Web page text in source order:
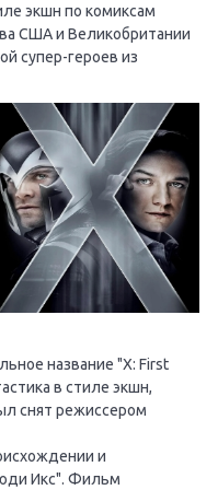
экшн по комиксам
США и Великобритании
супер-героев из
название "X: First
в стиле экшн,
снят режиссером
и
Икс". Фильм